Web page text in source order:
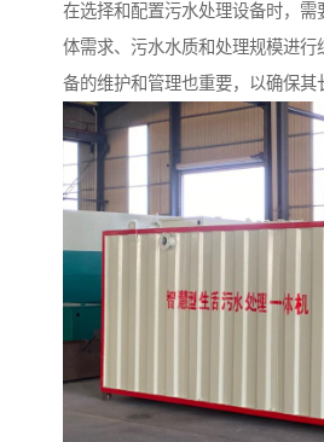
在选择和配置污水处理设备时，需
体需求、污水水质和处理规模进行
备的维护和管理也重要，以确保其